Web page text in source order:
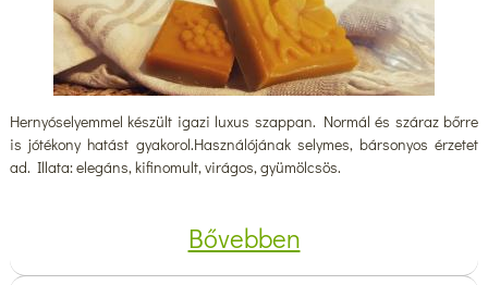
Hernyóselyemmel készült igazi luxus szappan. Normál és száraz bőrre
is jótékony hatást gyakorol.Használójának selymes, bársonyos érzetet
ad. Illata: elegáns, kifinomult, virágos, gyümölcsös.
Bővebben